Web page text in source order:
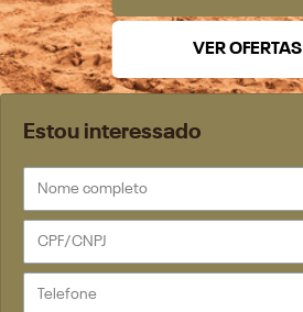
Estou interessado
VER OFERTAS